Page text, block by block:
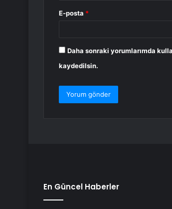
E-posta *
Daha sonraki yorumlarımda
kaydedilsin.
En Güncel Haberler